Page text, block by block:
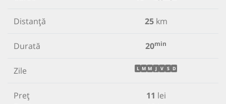
Distanță 25km
Durată 20min
Zile L M M J V S D
Preț
11 lei